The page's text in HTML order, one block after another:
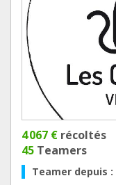
4 067 € récoltés
45 Teamers
Teamer depuis :